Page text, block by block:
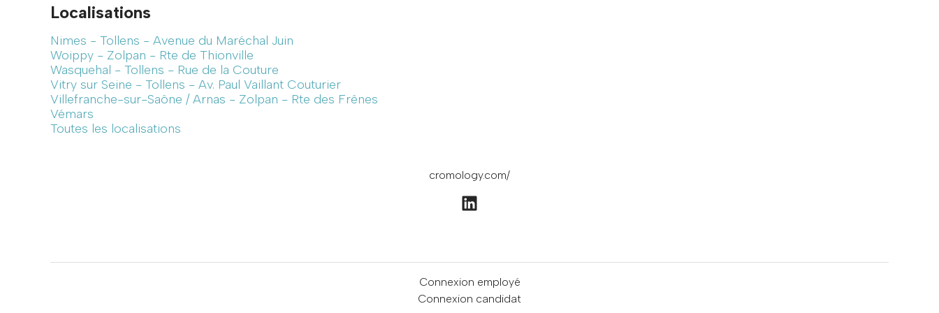
Localisations
Nimes - Tollens - Avenue du Maréchal Juin
Woippy - Zolpan - Rte de Thionville
Wasquehal - Tollens - Rue de la Couture
Vitry sur Seine - Tollens - Av. Paul Vaillant Couturier
Villefranche-sur-Saône / Arnas - Zolpan - Rte des Frênes
Vémars
Toutes les localisations
cromology.com/
Connexion employé
Connexion candidat